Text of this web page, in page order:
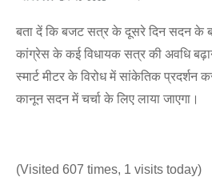
बता दें कि बजट सत्र के दूसरे दिन सदन के
कांग्रेस के कई विधायक सत्र की अवधि
स्मार्ट मीटर के विरोध में सांकेतिक प्रदर्शन
कानून सदन में चर्चा के लिए लाया जाएगा।
(Visited 607 times, 1 visits today)